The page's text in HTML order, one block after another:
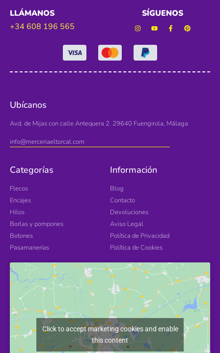
LLÁMANOS
+34 608 196 565
SÍGUENOS
Ubícanos
Avd. de Mijas con calle Antequera 2. 29640 Fuengirola, Málaga
info@merceriaeltorcal.com
Categorías
Flecos
Encajes
Hilos
Borlas y pompones
Botones
Pasamanerías
Información
Blog
Contacto
Devoluciones
Aviso Legal
Política de Privacidad
Política de Cookies
Click to accept marketing cookies and enable
this content